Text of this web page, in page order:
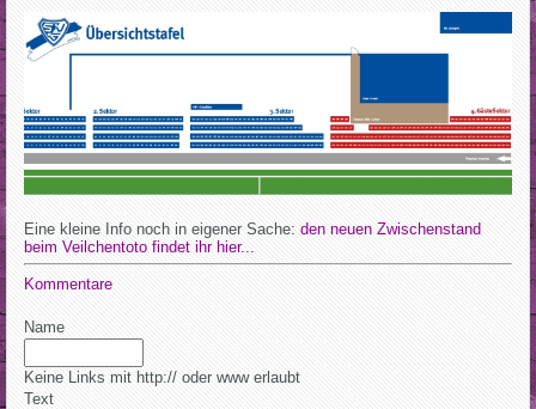
Eine kleine Info noch in eigener Sache: den neuen Zwischenstand
beim Veilchentoto findet ihr hier...
Kommentare
Name
Keine Links mit http:// oder www erlaubt
Text